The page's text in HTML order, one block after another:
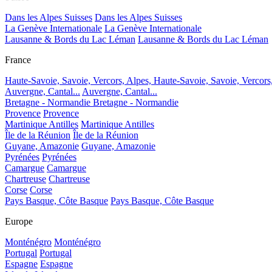
Dans les Alpes Suisses Dans les Alpes Suisses
La Genève Internationale La Genève Internationale
Lausanne & Bords du Lac Léman Lausanne & Bords du Lac Léman
France
Haute-Savoie, Savoie, Vercors, Alpes, Haute-Savoie, Savoie,
Auvergne, Cantal... Auvergne, Cantal...
Bretagne - Normandie Bretagne - Normandie
Provence Provence
Martinique Antilles Martinique Antilles
Île de la Réunion Île de la Réunion
Guyane, Amazonie Guyane, Amazonie
Pyrénées Pyrénées
Camargue Camargue
Chartreuse Chartreuse
Corse Corse
Pays Basque, Côte Basque Pays Basque, Côte Basque
Europe
Monténégro Monténégro
Portugal Portugal
Espagne Espagne